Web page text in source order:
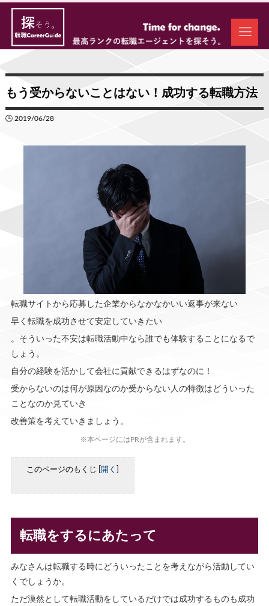
もう受からないことはない！成功する転職方法
🕒 2019/06/28
転職サイトから応募した企業からなかなかいい返事が来ない
早く転職を成功させて安定していきたい
。そういった不安は転職活動中なら誰でも体験することになるで
しょう。
自分の経験を活かして会社に貢献できるはずなのに！
受からないのは何が原因なのか受からない人の特徴はどういった
ことなのか見ていき
改善策を考えていきましょう。
※本ページにはPRが含まれます。
このページのもくじ 開く
転職をするにあたって
みなさんは転職する時にどういったことを考えながら活動してい
くでしょうか。
ただ漠然として転職活動をしているだけでは成功するものも成功